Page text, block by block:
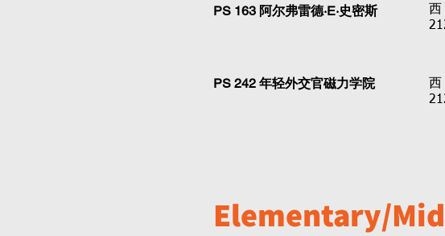
PS 163 阿尔弗雷德·E·史密斯
西
PS 242 年轻外交官磁力学院
西
Elementary/